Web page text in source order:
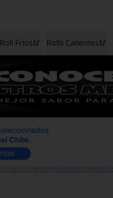
Roll Frios🥢 Rolls Calientes🥢